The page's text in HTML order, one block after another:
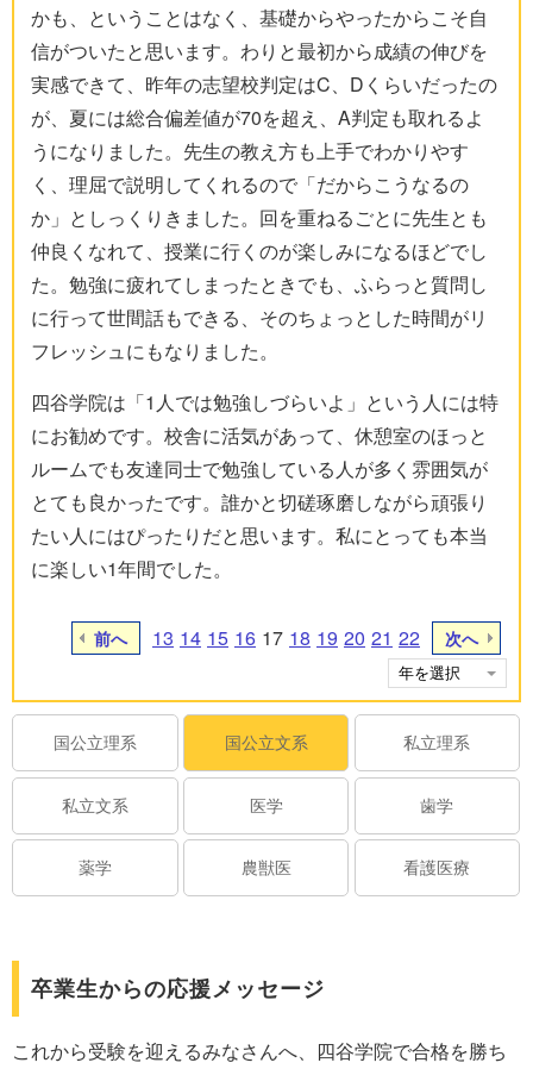
かも、ということはなく、基礎からやったからこそ自
信がついたと思います。わりと最初から成績の伸びを
実感できて、昨年の志望校判定はC、Dくらいだったの
が、夏には総合偏差値が70を超え、A判定も取れるよ
うになりました。先生の教え方も上手でわかりやす
く、理屈で説明してくれるので「だからこうなるの
か」としっくりきました。回を重ねるごとに先生とも
仲良くなれて、授業に行くのが楽しみになるほどでし
た。勉強に疲れてしまったときでも、ふらっと質問し
に行って世間話もできる、そのちょっとした時間がリ
フレッシュにもなりました。
四谷学院は「1人では勉強しづらいよ」という人には特
にお勧めです。校舎に活気があって、休憩室のほっと
ルームでも友達同士で勉強している人が多く雰囲気が
とても良かったです。誰かと切磋琢磨しながら頑張り
たい人にはぴったりだと思います。私にとっても本当
に楽しい1年間でした。
前へ 13 14 15 16 17 18 19 20 21 22 次へ
国公立理系 国公立文系 私立理系
私立文系 医学 歯学
薬学 農獣医 看護医療
卒業生からの応援メッセージ
これから受験を迎えるみなさんへ、四谷学院で合格を勝ち